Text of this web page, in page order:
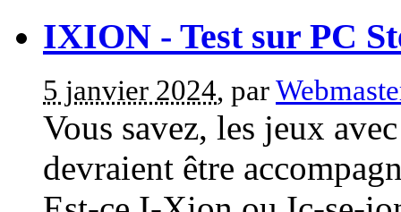
IXION - Test sur PC
5 janvier 2024, par
Vous savez, les jeux
devraient être